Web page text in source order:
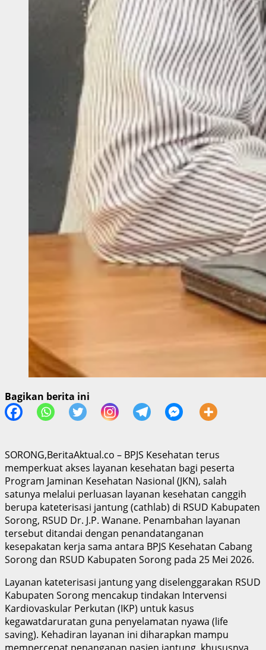
Bagikan berita ini
SORONG,BeritaAktual.co – BPJS Kesehatan terus
memperkuat akses layanan kesehatan bagi peserta
Program Jaminan Kesehatan Nasional (JKN), salah
satunya melalui perluasan layanan kesehatan canggih
berupa kateterisasi jantung (cathlab) di RSUD Kabupaten
Sorong, RSUD Dr. J.P. Wanane. Penambahan layanan
tersebut ditandai dengan penandatanganan
kesepakatan kerja sama antara BPJS Kesehatan Cabang
Sorong dan RSUD Kabupaten Sorong pada 25 Mei 2026.
Layanan kateterisasi jantung yang diselenggarakan RSUD
Kabupaten Sorong mencakup tindakan Intervensi
Kardiovaskular Perkutan (IKP) untuk kasus
kegawatdaruratan guna penyelamatan nyawa (life
saving). Kehadiran layanan ini diharapkan mampu